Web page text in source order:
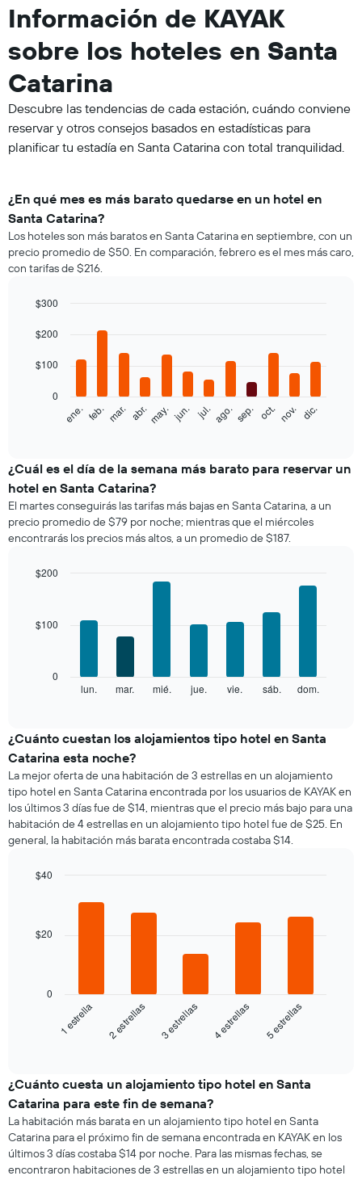
Información de KAYAK
sobre los hoteles en Santa
Catarina
Descubre las tendencias de cada estación, cuándo conviene
reservar y otros consejos basados en estadísticas para
planificar tu estadía en Santa Catarina con total tranquilidad.
¿En qué mes es más barato quedarse en un hotel en
Santa Catarina?
Los hoteles son más baratos en Santa Catarina en septiembre, con un
precio promedio de $50. En comparación, febrero es el mes más caro,
con tarifas de $216.
chart
12
bars.
siguiente
el
promedio
de
una
habitación
mes
muestra
El
gráfico
muestra
1
eje
Y
que
indica
precio
habitación
graphic.
ene. feb. mar. abr.may. jun. jul. ago. sep. oct. nov. dic.
0
$100
$200
$300
¿Cuál es el día de la semana más barato para reservar un
hotel en Santa Catarina?
El martes conseguirás las tarifas más bajas en Santa Catarina, a un
precio promedio de $79 por noche; mientras que el miércoles
encontrarás los precios más altos, a un promedio de $187.
el
precio
promedio
de
una
habitación
por
cada
de
gráfico
la
semana.
El
gráfico
muestra
lun. mar. mié. jue. vie. sáb. dom.
0
$100
$200
¿Cuánto cuestan los alojamientos tipo hotel en Santa
Catarina esta noche?
La mejor oferta de una habitación de 3 estrellas en un alojamiento
tipo hotel en Santa Catarina encontrada por los usuarios de KAYAK en
los últimos 3 días fue de $14, mientras que el precio más bajo para una
habitación de 4 estrellas en un alojamiento tipo hotel fue de $25. En
general, la habitación más barata encontrada costaba $14.
bars.
siguiente
muestra
de
una
habitación
para
esta
noche,
calculado
1 estrella 2 estrellas 3 estrellas 4 estrellas 5 estrellas
0
$20
$40
¿Cuánto cuesta un alojamiento tipo hotel en Santa
Catarina para este fin de semana?
La habitación más barata en un alojamiento tipo hotel en Santa
Catarina para el próximo fin de semana encontrada en KAYAK en los
últimos 3 días costaba $14 por noche. Para las mismas fechas, se
encontraron habitaciones de 3 estrellas en un alojamiento tipo hotel